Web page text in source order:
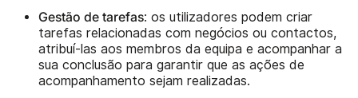
Gestão de tarefas: os utilizadores podem criar
tarefas relacionadas com negócios ou contactos,
atribuí-las aos membros da equipa e acompanhar a
sua conclusão para garantir que as ações de
acompanhamento sejam realizadas.